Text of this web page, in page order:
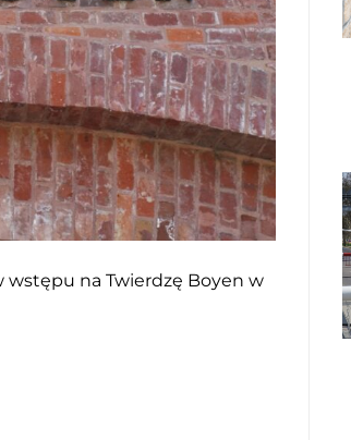
wstępu na Twierdzę Boyen w